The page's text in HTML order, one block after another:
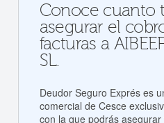
Conoce cuanto
asegurar el
facturas a
SL.
Deudor Seguro Exprés es
comercial de Cesce
con la que podrás